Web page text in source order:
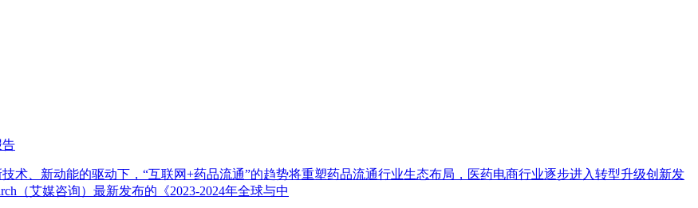
告
术、新动能的驱动下，“互联网+药品流通”的趋势将重塑药品流通行业生态布局，医药电商行业逐步进入转型升级创新发
（艾媒咨询）最新发布的《2023-2024年全球与中